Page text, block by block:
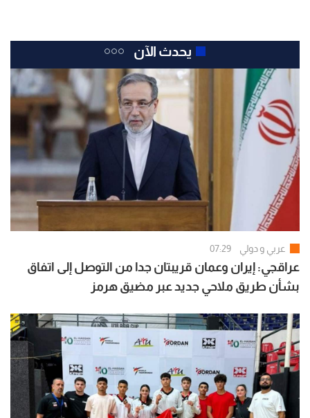
يحدث الآن
عربي و دولي 07:29
عراقجي: إيران وعمان قريبتان جدا من التوصل إلى اتفاق
بشأن طريق ملاحي جديد عبر مضيق هرمز